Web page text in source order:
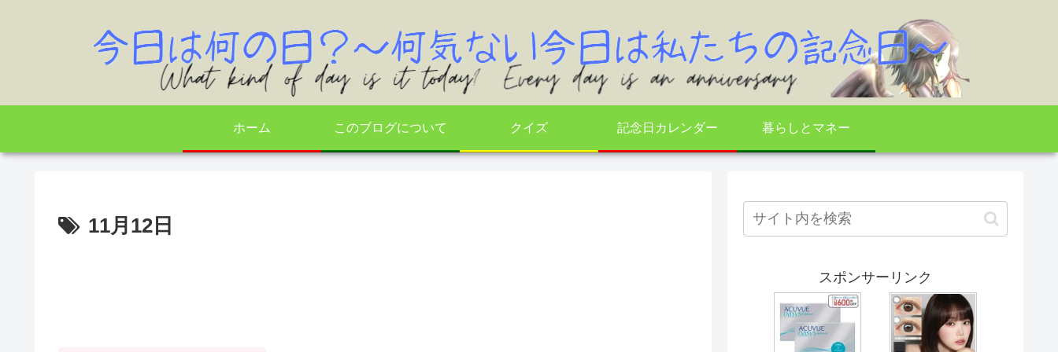
ホーム このブログについて クイズ 記念日カレンダー 暮らしとマネー
11月12日
スポンサーリンク